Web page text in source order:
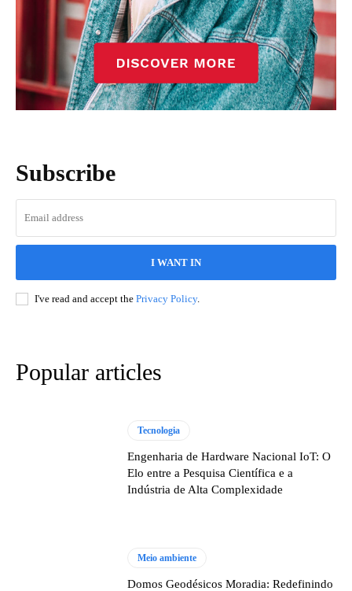
Subscribe
I WANT IN
I've read and accept the Privacy Policy.
Popular articles
Tecnologia
Engenharia de Hardware Nacional IoT: O
Elo entre a Pesquisa Científica e a
Indústria de Alta Complexidade
Meio ambiente
Domos Geodésicos Moradia: Redefinindo